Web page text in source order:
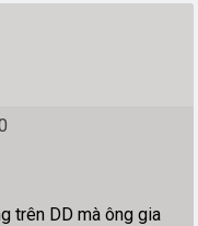
trên DD mà ông gia